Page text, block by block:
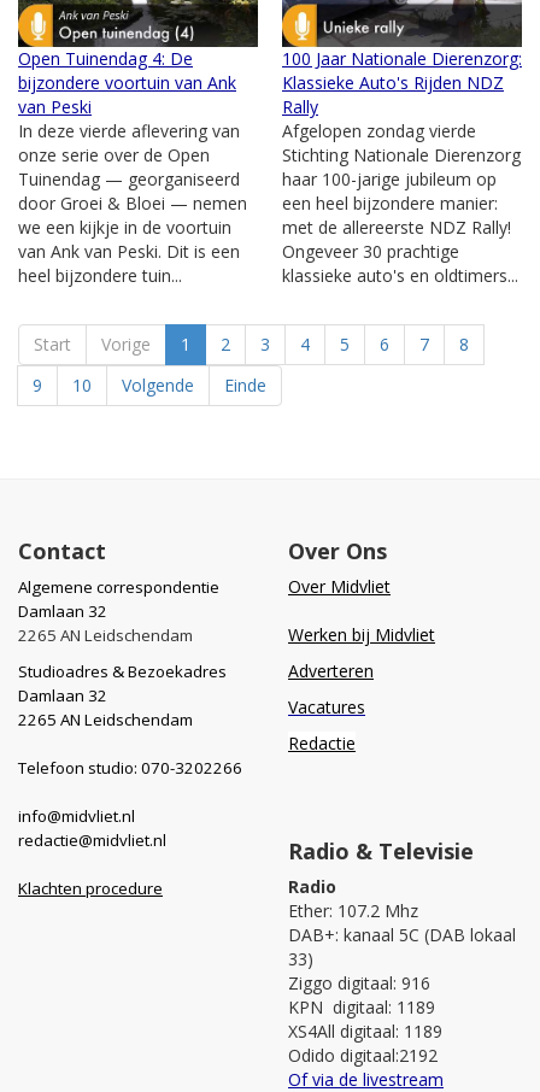
Open Tuinendag 4: De
bijzondere voortuin van Ank
van Peski
In deze vierde aflevering van
onze serie over de Open
Tuinendag — georganiseerd
door Groei & Bloei — nemen
we een kijkje in de voortuin
van Ank van Peski. Dit is een
heel bijzondere tuin...
100 Jaar Nationale Dierenzorg:
Klassieke Auto's Rijden NDZ
Rally
Afgelopen zondag vierde
Stichting Nationale Dierenzorg
haar 100-jarige jubileum op
een heel bijzondere manier:
met de allereerste NDZ Rally!
Ongeveer 30 prachtige
klassieke auto's en oldtimers...
Start Vorige 1 2 3 4 5 6 7
8
9
10 Volgende Einde
Contact
Algemene correspondentie
Damlaan 32
2265 AN Leidschendam
Studioadres & Bezoekadres
Damlaan 32
2265 AN Leidschendam
Telefoon studio: 070-3202266
info@midvliet.nl
redactie@midvliet.nl
Klachten procedure
Over Ons
Over Midvliet
Werken bij Midvliet
Adverteren
Vacatures
Redactie
Radio & Televisie
Radio
Ether: 107.2 Mhz
DAB+: kanaal 5C (DAB lokaal
33)
Ziggo digitaal: 916
KPN digitaal: 1189
XS4All digitaal: 1189
Odido digitaal:2192
Of via de livestream